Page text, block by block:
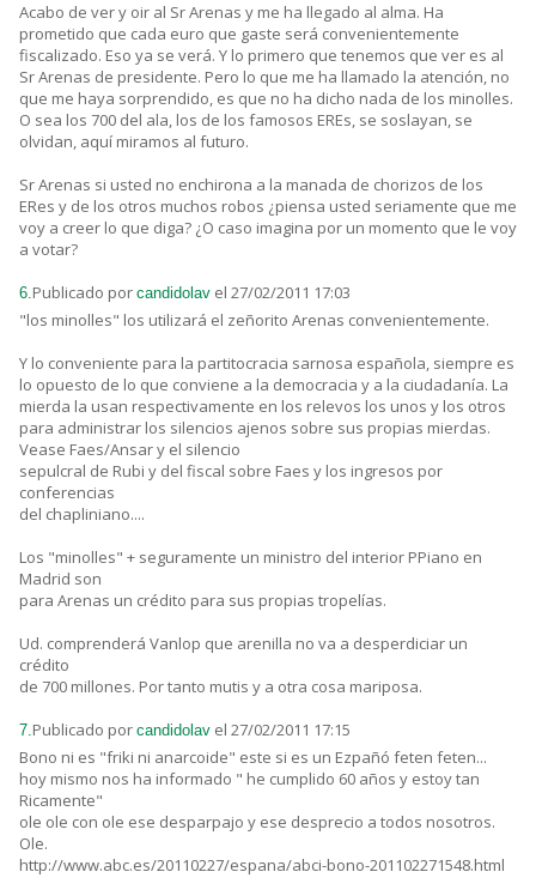
Acabo de ver y oir al Sr Arenas y me ha llegado al alma. Ha
prometido que cada euro que gaste será convenientemente
fiscalizado. Eso ya se verá. Y lo primero que tenemos que ver es al
Sr Arenas de presidente. Pero lo que me ha llamado la atención, no
que me haya sorprendido, es que no ha dicho nada de los minolles.
O sea los 700 del ala, los de los famosos EREs, se soslayan, se
olvidan, aquí miramos al futuro.
Sr Arenas si usted no enchirona a la manada de chorizos de los
ERes y de los otros muchos robos ¿piensa usted seriamente que me
voy a creer lo que diga? ¿O caso imagina por un momento que le voy
a votar?
6.Publicado por candidolav el 27/02/2011 17:03
"los minolles" los utilizará el zeñorito Arenas convenientemente.
Y lo conveniente para la partitocracia sarnosa española, siempre es
lo opuesto de lo que conviene a la democracia y a la ciudadanía. La
mierda la usan respectivamente en los relevos los unos y los otros
para administrar los silencios ajenos sobre sus propias mierdas.
Vease Faes/Ansar y el silencio
sepulcral de Rubi y del fiscal sobre Faes y los ingresos por
conferencias
del chapliniano....
Los "minolles" + seguramente un ministro del interior PPiano en
Madrid son
para Arenas un crédito para sus propias tropelías.
Ud. comprenderá Vanlop que arenilla no va a desperdiciar un
crédito
de 700 millones. Por tanto mutis y a otra cosa mariposa.
7.Publicado por candidolav el 27/02/2011 17:15
Bono ni es "friki ni anarcoide" este si es un Ezpañó feten feten...
hoy mismo nos ha informado " he cumplido 60 años y estoy tan
Ricamente"
ole ole con ole ese desparpajo y ese desprecio a todos nosotros.
Ole.
http://www.abc.es/20110227/espana/abci-bono-201102271548.html